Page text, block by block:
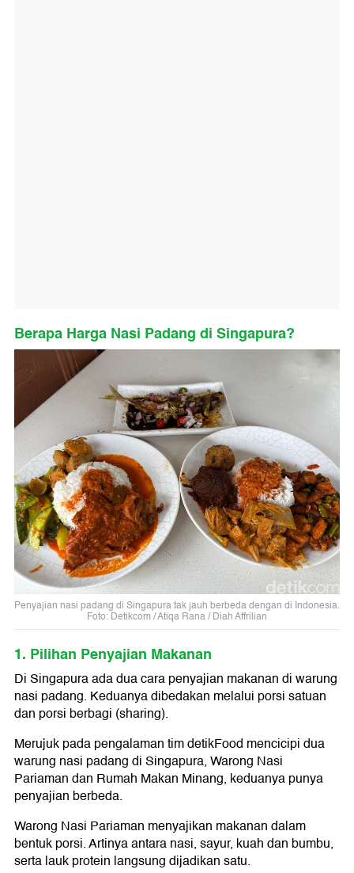
Berapa Harga Nasi Padang di Singapura?
Penyajian nasi padang di Singapura tak jauh berbeda dengan di Indonesia.
Foto: Detikcom / Atiqa Rana / Diah Affrilian
1. Pilihan Penyajian Makanan
Di Singapura ada dua cara penyajian makanan di warung
nasi padang. Keduanya dibedakan melalui porsi satuan
dan porsi berbagi (sharing).
Merujuk pada pengalaman tim detikFood mencicipi dua
warung nasi padang di Singapura, Warong Nasi
Pariaman dan Rumah Makan Minang, keduanya punya
penyajian berbeda.
Warong Nasi Pariaman menyajikan makanan dalam
bentuk porsi. Artinya antara nasi, sayur, kuah dan bumbu,
serta lauk protein langsung dijadikan satu.